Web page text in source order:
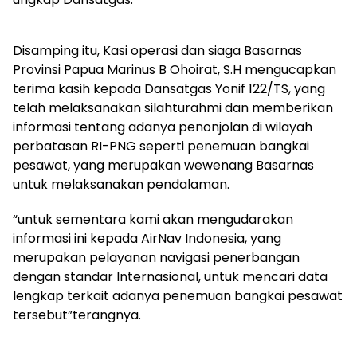
Disamping itu, Kasi operasi dan siaga Basarnas
Provinsi Papua Marinus B Ohoirat, S.H mengucapkan
terima kasih kepada Dansatgas Yonif 122/TS, yang
telah melaksanakan silahturahmi dan memberikan
informasi tentang adanya penonjolan di wilayah
perbatasan RI-PNG seperti penemuan bangkai
pesawat, yang merupakan wewenang Basarnas
untuk melaksanakan pendalaman.
“untuk sementara kami akan mengudarakan
informasi ini kepada AirNav Indonesia, yang
merupakan pelayanan navigasi penerbangan
dengan standar Internasional, untuk mencari data
lengkap terkait adanya penemuan bangkai pesawat
tersebut”terangnya.